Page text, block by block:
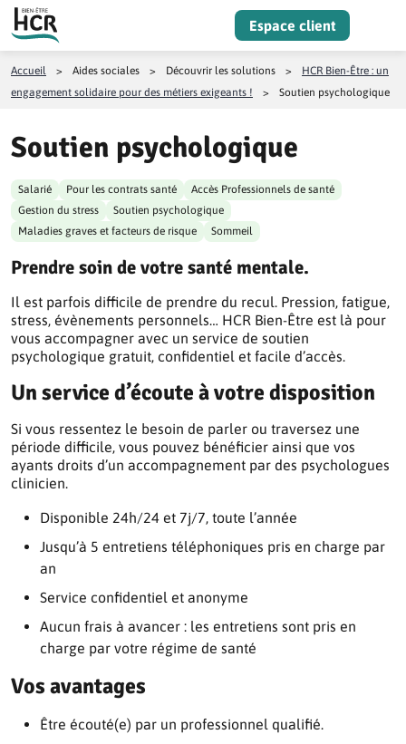
Aller au contenu
Espace client
Accueil > Aides sociales > Découvrir les solutions >
HCR Bien-Être : un
engagement solidaire pour des métiers exigeants !
> Soutien psychologique
Soutien psychologique
Salarié Pour les contrats santé
Accès Professionnels de santé
Gestion du stress
Soutien psychologique
Maladies graves et facteurs de risque
Sommeil
Prendre soin de votre santé mentale.
Il est parfois difficile de prendre du recul. Pression, fatigue,
stress, évènements personnels… HCR Bien-Être est là pour
vous accompagner avec un service de soutien
psychologique gratuit, confidentiel et facile d’accès.
Un service d’écoute à votre disposition
Si vous ressentez le besoin de parler ou traversez une
période difficile, vous pouvez bénéficier ainsi que vos
ayants droits d’un accompagnement par des psychologues
clinicien.
Disponible 24h/24 et 7j/7, toute l’année
Jusqu’à 5 entretiens téléphoniques pris en charge par
an
Service confidentiel et anonyme
Aucun frais à avancer : les entretiens sont pris en
charge par votre régime de santé
Vos avantages
Être écouté(e) par un professionnel qualifié.